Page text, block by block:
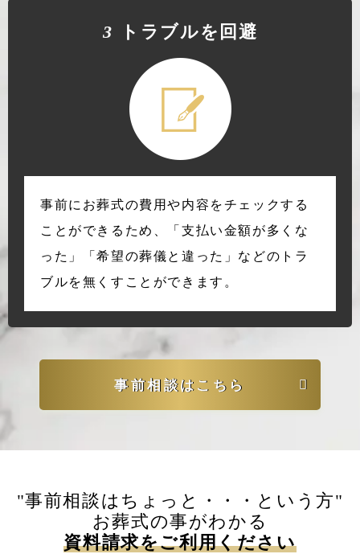
3 トラブルを回避
事前にお葬式の費用や内容をチェックする
ことができるため、「支払い金額が多くな
った」「希望の葬儀と違った」などのトラ
ブルを無くすことができます。
事前相談はこちら
"事前相談はちょっと・・・という方"
お葬式の事がわかる
資料請求をご利用ください